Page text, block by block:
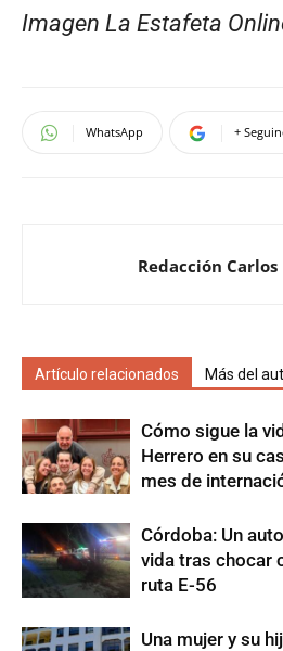
Imagen La Estafeta
WhatsApp +
Redacción Carlos
Artículo relacionados Más del
Cómo sigue la
Herrero en su
mes de
Córdoba: Un
vida tras chocar
ruta E-56
Una mujer y su